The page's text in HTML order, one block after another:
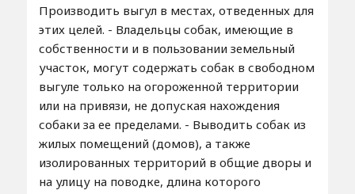
Производить выгул в местах, отведенных для
этих целей. - Владельцы собак, имеющие в
собственности и в пользовании земельный
участок, могут содержать собак в свободном
выгуле только на огороженной территории
или на привязи, не допуская нахождения
собаки за ее пределами. - Выводить собак из
жилых помещений (домов), а также
изолированных территорий в общие дворы и
на улицу на поводке, длина которого